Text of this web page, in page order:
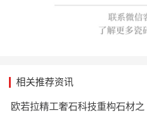
相关推荐资讯
欧若拉精工奢石科技重构石材之